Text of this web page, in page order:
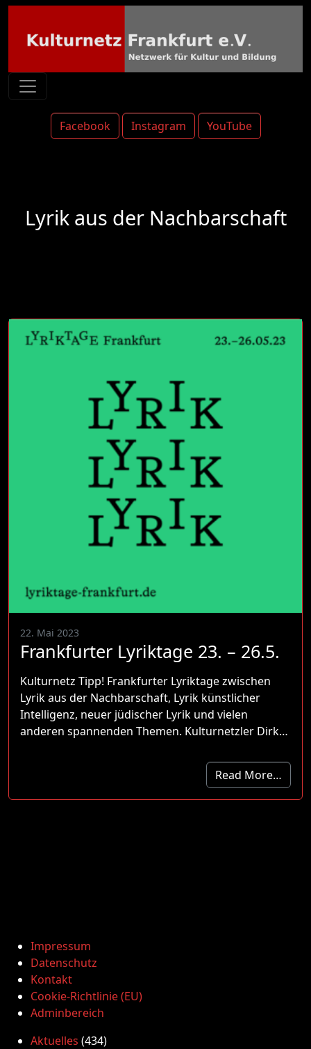
Facebook Instagram YouTube
Lyrik aus der Nachbarschaft
22. Mai 2023
Frankfurter Lyriktage 23. – 26.5.
Kulturnetz Tipp! Frankfurter Lyriktage zwischen
Lyrik aus der Nachbarschaft, Lyrik künstlicher
Intelligenz, neuer jüdischer Lyrik und vielen
anderen spannenden Themen. Kulturnetzler Dirk…
Read More…
Impressum
Datenschutz
Kontakt
Cookie-Richtlinie (EU)
Adminbereich
Aktuelles (434)